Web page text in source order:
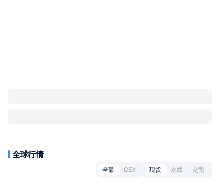
全球行情
全部 CEX 现货 永续 交割